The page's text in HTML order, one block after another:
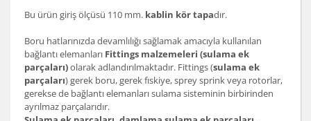
Bu ürün giriş ölçüsü 110 mm. kablin kör tapadır.
Boru hatlarınızda devamlılığı sağlamak amacıyla kullanılan
bağlantı elemanları Fittings malzemeleri (sulama ek
parçaları)olarak adlandırılmaktadır. Fittings (sulama ek
parçaları) gerek boru, gerek fıskiye, sprey sprink veya rotorlar,
gerekse de bağlantı elemanları sulama sisteminin birbirinden
ayrılmaz parçalarıdır.